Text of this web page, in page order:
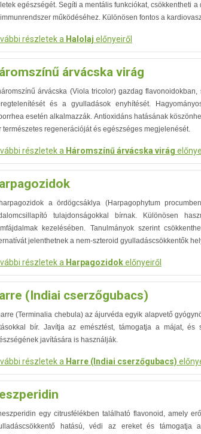
egészségét. Segíti a mentális funkciókat, csökkentheti
működéséhez. Különösen fontos a
részletek a Halolaj előnyeiről
árvácska virág
árvácska (Viola tricolor) gazdag
és a gyulladások enyhítését.
esetén alkalmazzák. Antioxidáns hatásának
természetes regenerációját és egészséges megjelenését.
részletek a Háromszínű árvácska virág
a ördögcsáklya (Harpagophytum
tulajdonságokkal bírnak. Különösen
kezelésében. Tanulmányok szerint
jelenthetnek a nem-szteroid gyulladáscsökkentők
részletek a Harpagozidokelőnyeiről
(Indiai cserzőgubacs)
(Terminalia chebula) az ájurvéda egyik alapvető
bír. Javítja az emésztést, támogatja a májat,
javítására is használják.
részletek a Harre (Indiai cserzőgubacs)
egy citrusfélékben található flavonoid, amely
hatású, védi az ereket és